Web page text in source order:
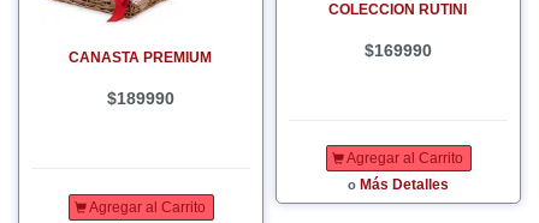
CANASTA PREMIUM
$189990
Agregar al Carrito
COLECCION RUTINI
$169990
Agregar al Carrito
o Más Detalles